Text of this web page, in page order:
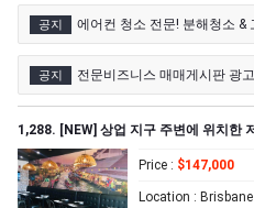
공지 에어컨 청소 전문! 분해청소 &
공지 전문비즈니스 매매게시판 광
Price : $147,000
Location : Brisbane